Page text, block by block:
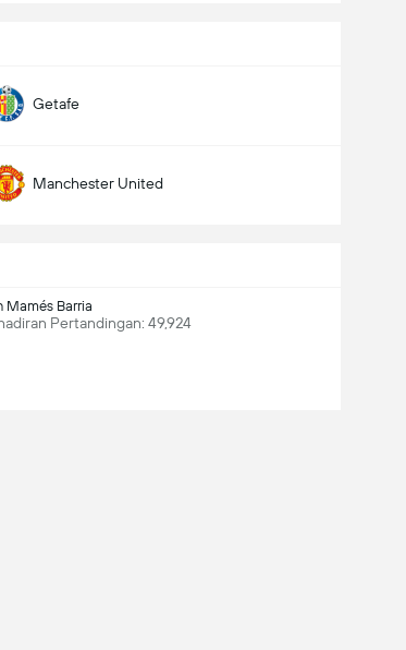
Getafe
Manchester United
Mamés Barria
Pertandingan: 49,924